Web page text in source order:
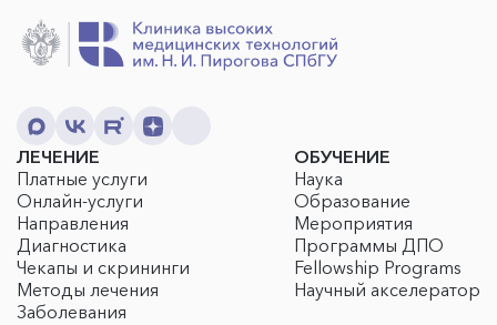
ЛЕЧЕНИЕ
Платные услуги
Онлайн-услуги
Направления
Диагностика
Чекапы и скрининги
Методы лечения
Заболевания
ОБУЧЕНИЕ
Наука
Образование
Мероприятия
Программы ДПО
Fellowship Programs
Научный акселератор